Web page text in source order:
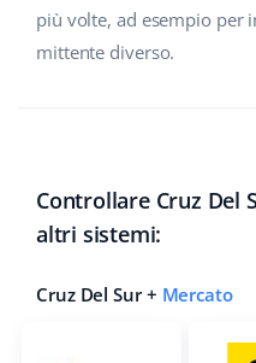
più volte, ad esempio per
mittente diverso.
Controllare Cruz Del
altri sistemi:
Cruz Del Sur + Mercato